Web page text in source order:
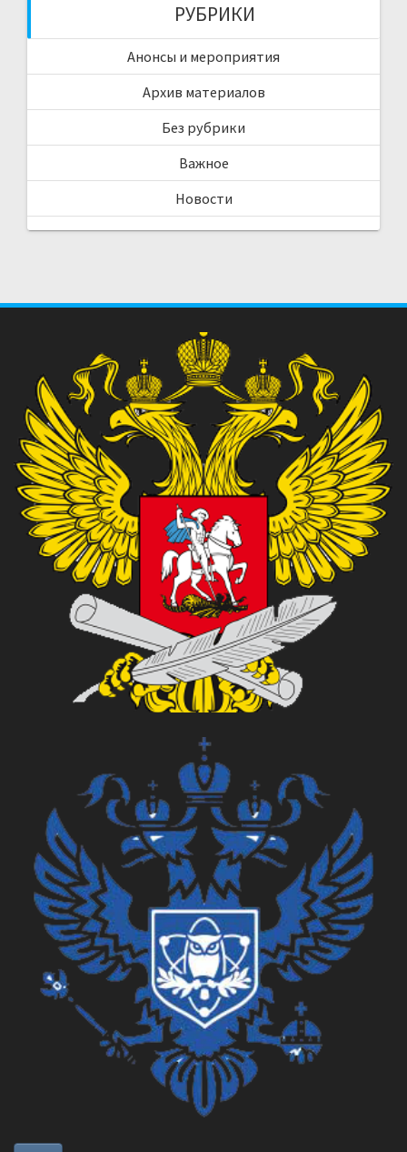
РУБРИКИ
Анонсы и мероприятия
Архив материалов
Без рубрики
Важное
Новости